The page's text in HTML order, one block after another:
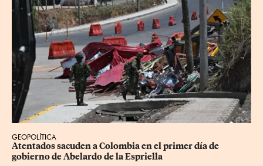
GEOPOLÍTICA
Atentados sacuden a Colombia en el primer día de
gobierno de Abelardo de la Espriella